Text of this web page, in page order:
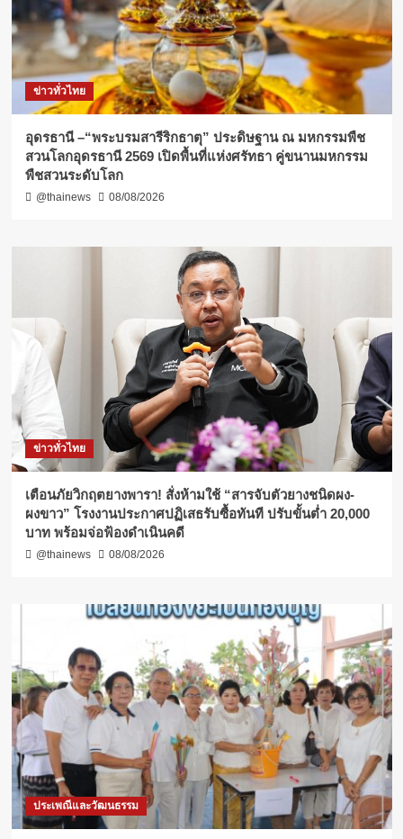
ข่าวทั่วไทย
อุดรธานี –“พระบรมสารีริกธาตุ” ประดิษฐาน ณ มหกรรมพืช
สวนโลกอุดรธานี 2569 เปิดพื้นที่แห่งศรัทธา คู่ขนานมหกรรม
พืชสวนระดับโลก
@thainews 08/08/2026
ข่าวทั่วไทย
เตือนภัยวิกฤตยางพารา! สั่งห้ามใช้ “สารจับตัวยางชนิดผง-
ผงขาว” โรงงานประกาศปฏิเสธรับซื้อทันที ปรับขั้นต่ำ 20,000
บาท พร้อมจ่อฟ้องดำเนินคดี
@thainews 08/08/2026
ประเพณีและวัฒนธรรม